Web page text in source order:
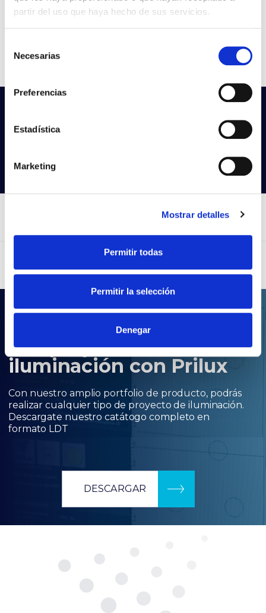
partir del uso que haya hecho de sus servicios.
Necesarias
Preferencias
Estadística
Marketing
Mostrar detalles
Permitir todas
Permitir la selección
Denegar
W
25-30-35
CCT
Prueba con nuestra búsqueda avanzada
.LDT
Tus proyectos de
iluminación con Prilux
Con nuestro amplio portfolio de producto, podrás
realizar cualquier tipo de proyecto de iluminación.
Descargate nuestro catátogo completo en
formato LDT
DESCARGAR